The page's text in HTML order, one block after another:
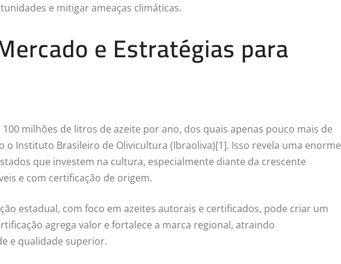
e mitigar ameaças climáticas.
e Estratégias para
milhões de litros de azeite por ano, dos quais apenas pouco mais de
o Instituto Brasileiro de Olivicultura (Ibraoliva)[1]. Isso revela uma enorme
que investem na cultura, especialmente diante da crescente
e com certificação de origem.
estadual, com foco em azeites autorais e certificados, pode criar um
agrega valor e fortalece a marca regional, atraindo
e qualidade superior.